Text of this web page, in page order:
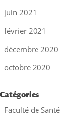
juin 2021
février 2021
décembre 2020
octobre 2020
Catégories
Faculté de Santé